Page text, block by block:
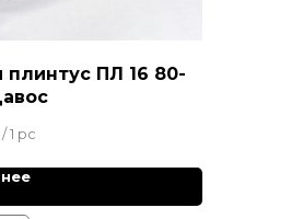
плинтус ПЛ 16 80-
/ 1 pc